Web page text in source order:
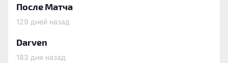
После Матча
129 дней назад
Darven
183 дня назад